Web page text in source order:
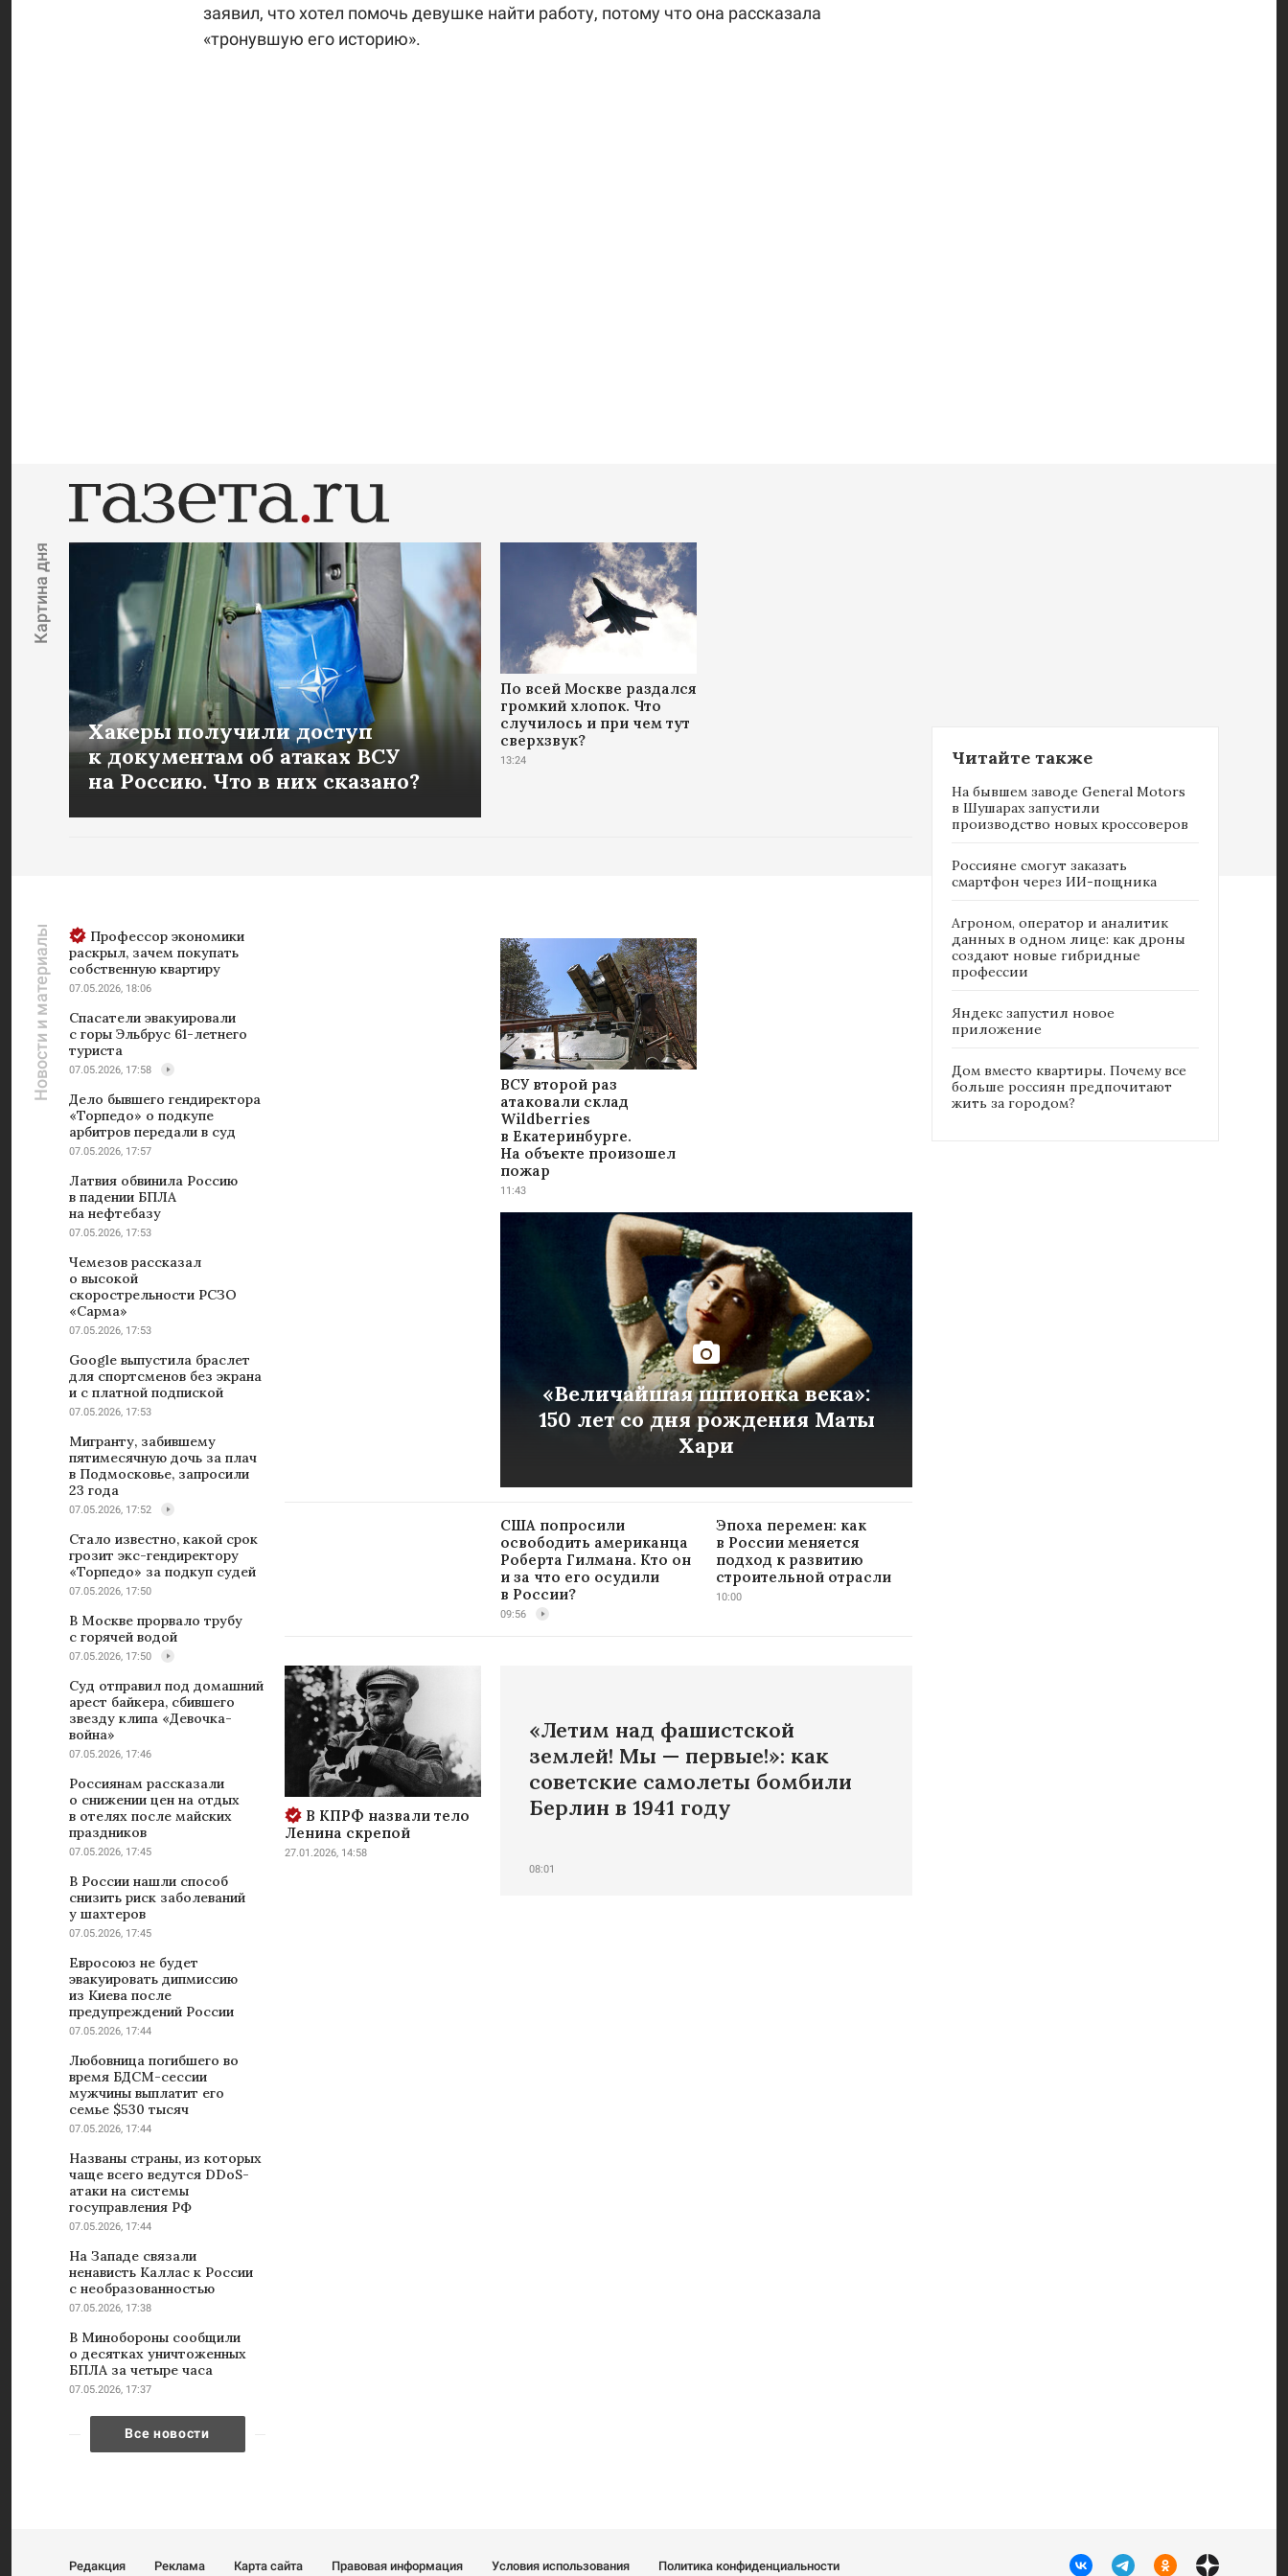
заявил, что хотел помочь девушке найти работу, потому что она рассказала
«тронувшую его историю».
Картина дня
Хакеры получили доступ
к документам об атаках ВСУ
на Россию. Что в них сказано?
По всей Москве раздался
громкий хлопок. Что
случилось и при чем тут
сверхзвук?
13:24
Новости и материалы
Профессор экономики
раскрыл, зачем покупать
собственную квартиру
07.05.2026, 18:06
Спасатели эвакуировали
с горы Эльбрус 61-летнего
туриста
07.05.2026, 17:58
Дело бывшего гендиректора
«Торпедо» о подкупе
арбитров передали в суд
07.05.2026, 17:57
Латвия обвинила Россию
в падении БПЛА
на нефтебазу
07.05.2026, 17:53
Чемезов рассказал
о высокой
скорострельности РСЗО
«Сарма»
07.05.2026, 17:53
Google выпустила браслет
для спортсменов без экрана
и с платной подпиской
07.05.2026, 17:53
Мигранту, забившему
пятимесячную дочь за плач
в Подмосковье, запросили
23 года
07.05.2026, 17:52
Стало известно, какой срок
грозит экс-гендиректору
«Торпедо» за подкуп судей
07.05.2026, 17:50
В Москве прорвало трубу
с горячей водой
07.05.2026, 17:50
Суд отправил под домашний
арест байкера, сбившего
звезду клипа «Девочка-
война»
07.05.2026, 17:46
Россиянам рассказали
о снижении цен на отдых
в отелях после майских
праздников
07.05.2026, 17:45
В России нашли способ
снизить риск заболеваний
у шахтеров
07.05.2026, 17:45
Евросоюз не будет
эвакуировать дипмиссию
из Киева после
предупреждений России
07.05.2026, 17:44
Любовница погибшего во
время БДСМ-сессии
мужчины выплатит его
семье $530 тысяч
07.05.2026, 17:44
Названы страны, из которых
чаще всего ведутся DDoS-
атаки на системы
госуправления РФ
07.05.2026, 17:44
На Западе связали
ненависть Каллас к России
с необразованностью
07.05.2026, 17:38
В Минобороны сообщили
о десятках уничтоженных
БПЛА за четыре часа
07.05.2026, 17:37
Все новости
ВСУ второй раз
атаковали склад
Wildberries
в Екатеринбурге.
На объекте произошел
пожар
11:43
«Величайшая шпионка века»:
150 лет со дня рождения Маты
Хари
США попросили
освободить американца
Роберта Гилмана. Кто он
и за что его осудили
в России?
09:56
Эпоха перемен: как
в России меняется
подход к развитию
строительной отрасли
10:00
В КПРФ назвали тело
Ленина скрепой
27.01.2026, 14:58
«Летим над фашистской
землей! Мы — первые!»: как
советские самолеты бомбили
Берлин в 1941 году
08:01
Читайте также
На бывшем заводе General Motors
в Шушарах запустили
производство новых кроссоверов
Россияне cмогут заказать
смартфон через ИИ-пощника
Агроном, оператор и аналитик
данных в одном лице: как дроны
создают новые гибридные
профессии
Яндекс запустил новое
приложение
Дом вместо квартиры. Почему все
больше россиян предпочитают
жить за городом?
Редакция Реклама Карта сайта Правовая информация Условия использования Политика конфиденциальности